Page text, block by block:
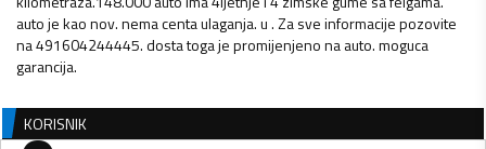
auto je kao nov. nema centa ulaganja. u . Za sve informacije pozovite
na 491604244445. dosta toga je promijenjeno na auto. moguca
garancija.
KORISNIK